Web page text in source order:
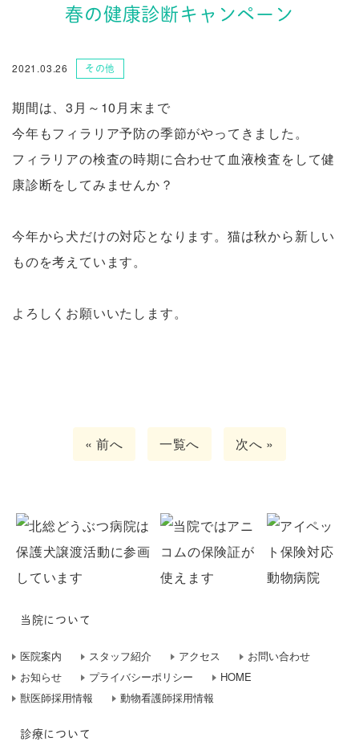
春の健康診断キャンペーン
2021.03.26 その他
期間は、3月～10月末まで
今年もフィラリア予防の季節がやってきました。
フィラリアの検査の時期に合わせて血液検査をして健
康診断をしてみませんか？
今年から犬だけの対応となります。猫は秋から新しい
ものを考えています。
よろしくお願いいたします。
« 前へ 一覧へ 次へ »
当院について
医院案内 スタッフ紹介 アクセス
お問い合わせ
お知らせ
プライバシーポリシー
HOME
獣医師採用情報
動物看護師採用情報
診療について